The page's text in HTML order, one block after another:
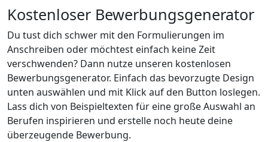
Kostenloser Bewerbungsgenerator
Du tust dich schwer mit den Formulierungen im
Anschreiben oder möchtest einfach keine Zeit
verschwenden? Dann nutze unseren kostenlosen
Bewerbungsgenerator. Einfach das bevorzugte Design
unten auswählen und mit Klick auf den Button loslegen.
Lass dich von Beispieltexten für eine große Auswahl an
Berufen inspirieren und erstelle noch heute deine
überzeugende Bewerbung.